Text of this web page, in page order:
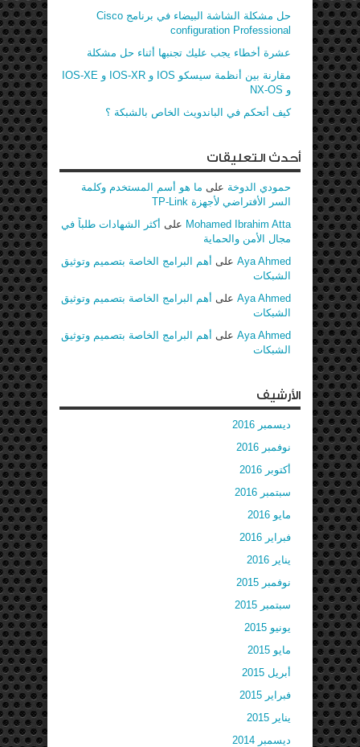
حل مشكلة الشاشة البيضاء في برنامج Cisco
configuration Professional
عشرة أخطاء يجب عليك تجنبها أثناء حل مشكلة
مقارنة بين أنظمة سيسكو IOS و IOS-XR و IOS-XE
و NX-OS
كيف أتحكم في الباندويث الخاص بالشبكة ؟
أحدث التعليقات
حمودي الدوخة على ما هو أسم المستخدم وكلمة
السر الأفتراضي لأجهزة TP-Link
Mohamed Ibrahim Atta على أكثر الشهادات طلباً في
مجال الأمن والحماية
Aya Ahmed على أهم البرامج الخاصة بتصميم وتوثيق
الشبكات
Aya Ahmed على أهم البرامج الخاصة بتصميم وتوثيق
الشبكات
Aya Ahmed على أهم البرامج الخاصة بتصميم وتوثيق
الشبكات
الأرشيف
ديسمبر 2016
نوفمبر 2016
أكتوبر 2016
سبتمبر 2016
مايو 2016
فبراير 2016
يناير 2016
نوفمبر 2015
سبتمبر 2015
يونيو 2015
مايو 2015
أبريل 2015
فبراير 2015
يناير 2015
ديسمبر 2014